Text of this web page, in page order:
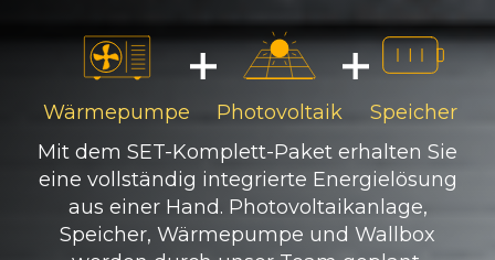
Wärmepumpe Photovoltaik
Speicher
Mit dem SET-Komplett-Paket erhalten Sie
eine vollständig integrierte Energielösung
aus einer Hand. Photovoltaikanlage,
Speicher, Wärmepumpe und Wallbox